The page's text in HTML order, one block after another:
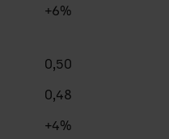
+6%
0,50
0,48
+4%